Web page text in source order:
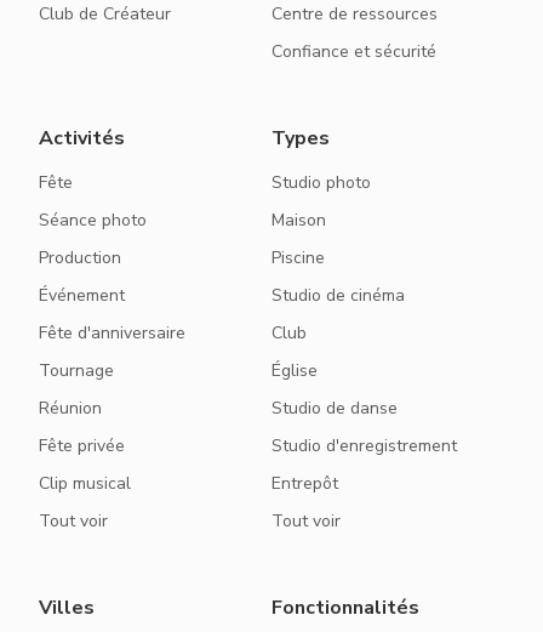
Club de Créateur
Centre de ressources
Confiance et sécurité
Activités
Fête
Séance photo
Production
Événement
Fête d'anniversaire
Tournage
Réunion
Fête privée
Clip musical
Tout voir
Types
Studio photo
Maison
Piscine
Studio de cinéma
Club
Église
Studio de danse
Studio d'enregistrement
Entrepôt
Tout voir
Villes Fonctionnalités